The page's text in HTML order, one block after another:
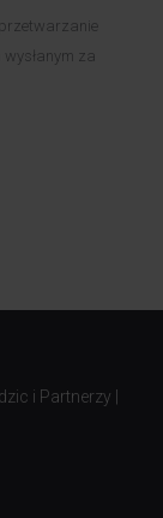
za
i Partnerzy |